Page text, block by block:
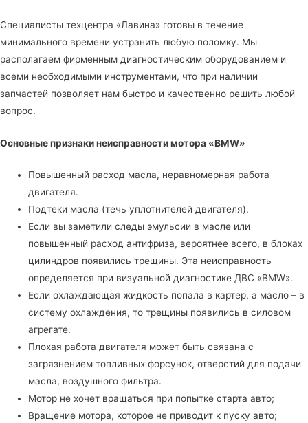
Специалисты техцентра «Лавина» готовы в течение
минимального времени устранить любую поломку. Мы
располагаем фирменным диагностическим оборудованием и
всеми необходимыми инструментами, что при наличии
запчастей позволяет нам быстро и качественно решить любой
вопрос.
Основные признаки неисправности мотора «BMW»
Повышенный расход масла, неравномерная работа
двигателя.
Подтеки масла (течь уплотнителей двигателя).
Если вы заметили следы эмульсии в масле или
повышенный расход антифриза, вероятнее всего, в блоках
цилиндров появились трещины. Эта неисправность
определяется при визуальной диагностике ДВС «BMW».
Если охлаждающая жидкость попала в картер, а масло – в
систему охлаждения, то трещины появились в силовом
агрегате.
Плохая работа двигателя может быть связана с
загрязнением топливных форсунок, отверстий для подачи
масла, воздушного фильтра.
Мотор не хочет вращаться при попытке старта авто;
Вращение мотора, которое не приводит к пуску авто;